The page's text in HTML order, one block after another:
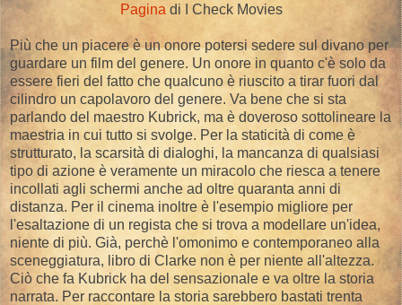
Pagina di I Check Movies
Più che un piacere è un onore potersi sedere sul divano per
guardare un film del genere. Un onore in quanto c'è solo da
essere fieri del fatto che qualcuno è riuscito a tirar fuori dal
cilindro un capolavoro del genere. Va bene che si sta
parlando del maestro Kubrick, ma è doveroso sottolineare la
maestria in cui tutto si svolge. Per la staticità di come è
strutturato, la scarsità di dialoghi, la mancanza di qualsiasi
tipo di azione è veramente un miracolo che riesca a tenere
incollati agli schermi anche ad oltre quaranta anni di
distanza. Per il cinema inoltre è l'esempio migliore per
l'esaltazione di un regista che si trova a modellare un'idea,
niente di più. Già, perchè l'omonimo e contemporaneo alla
sceneggiatura, libro di Clarke non è per niente all'altezza.
Ciò che fa Kubrick ha del sensazionale e va oltre la storia
narrata. Per raccontare la storia sarebbero bastati trenta